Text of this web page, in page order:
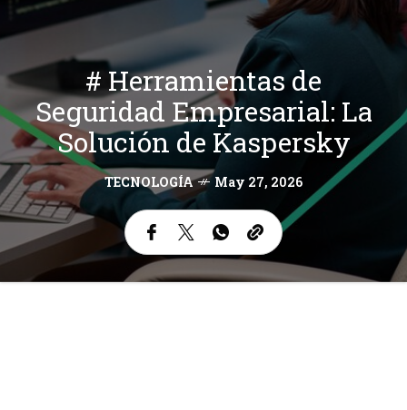
# Herramientas de
Seguridad Empresarial: La
Solución de Kaspersky
TECNOLOGÍA May 27, 2026